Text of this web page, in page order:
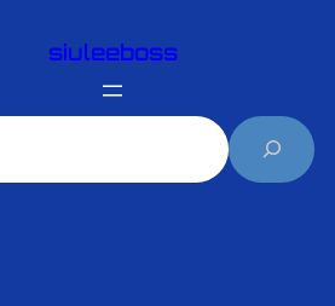
siuleeboss